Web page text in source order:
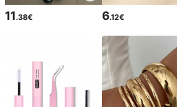
11.38€ 6.12€